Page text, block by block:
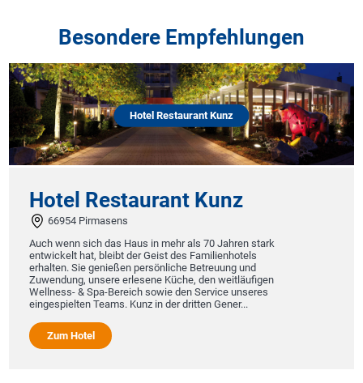
Besondere Empfehlungen
Hotel Restaurant Kunz
Hotel Restaurant Kunz
66954 Pirmasens
Auch wenn sich das Haus in mehr als 70 Jahren stark
entwickelt hat, bleibt der Geist des Familienhotels
erhalten. Sie genießen persönliche Betreuung und
Zuwendung, unsere erlesene Küche, den weitläufigen
Wellness- & Spa-Bereich sowie den Service unseres
eingespielten Teams. Kunz in der dritten Gener...
Zum Hotel